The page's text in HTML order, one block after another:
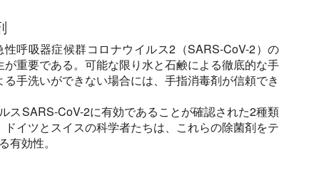
呼吸器症候群コロナウイルス2（SARS-CoV-2）の
重要である。可能な限り水と石鹸による徹底的な手
手洗いができない場合には、手指消毒剤が信頼でき
スSARS-CoV-2に有効であることが確認された2種類
イツとスイスの科学者たちは、これらの除菌剤をテ
有効性。